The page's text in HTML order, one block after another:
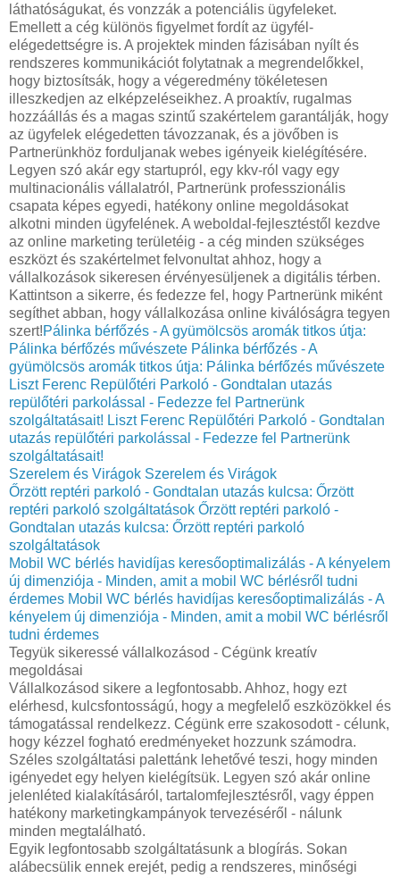
láthatóságukat, és vonzzák a potenciális ügyfeleket.
Emellett a cég különös figyelmet fordít az ügyfél-
elégedettségre is. A projektek minden fázisában nyílt és
rendszeres kommunikációt folytatnak a megrendelőkkel,
hogy biztosítsák, hogy a végeredmény tökéletesen
illeszkedjen az elképzeléseikhez. A proaktív, rugalmas
hozzáállás és a magas szintű szakértelem garantálják, hogy
az ügyfelek elégedetten távozzanak, és a jövőben is
Partnerünkhöz forduljanak webes igényeik kielégítésére.
Legyen szó akár egy startupról, egy kkv-ról vagy egy
multinacionális vállalatról, Partnerünk professzionális
csapata képes egyedi, hatékony online megoldásokat
alkotni minden ügyfelének. A weboldal-fejlesztéstől kezdve
az online marketing területéig - a cég minden szükséges
eszközt és szakértelmet felvonultat ahhoz, hogy a
vállalkozások sikeresen érvényesüljenek a digitális térben.
Kattintson a sikerre, és fedezze fel, hogy Partnerünk miként
segíthet abban, hogy vállalkozása online kiválóságra tegyen
szert!Pálinka bérfőzés - A gyümölcsös aromák titkos útja:
Pálinka bérfőzés művészete Pálinka bérfőzés - A
gyümölcsös aromák titkos útja: Pálinka bérfőzés művészete
Liszt Ferenc Repülőtéri Parkoló - Gondtalan utazás
repülőtéri parkolással - Fedezze fel Partnerünk
szolgáltatásait! Liszt Ferenc Repülőtéri Parkoló - Gondtalan
utazás repülőtéri parkolással - Fedezze fel Partnerünk
szolgáltatásait!
Szerelem és Virágok Szerelem és Virágok
Őrzött reptéri parkoló - Gondtalan utazás kulcsa: Őrzött
reptéri parkoló szolgáltatások Őrzött reptéri parkoló -
Gondtalan utazás kulcsa: Őrzött reptéri parkoló
szolgáltatások
Mobil WC bérlés havidíjas keresőoptimalizálás - A kényelem
új dimenziója - Minden, amit a mobil WC bérlésről tudni
érdemes Mobil WC bérlés havidíjas keresőoptimalizálás - A
kényelem új dimenziója - Minden, amit a mobil WC bérlésről
tudni érdemes
Tegyük sikeressé vállalkozásod - Cégünk kreatív
megoldásai
Vállalkozásod sikere a legfontosabb. Ahhoz, hogy ezt
elérhesd, kulcsfontosságú, hogy a megfelelő eszközökkel és
támogatással rendelkezz. Cégünk erre szakosodott - célunk,
hogy kézzel fogható eredményeket hozzunk számodra.
Széles szolgáltatási palettánk lehetővé teszi, hogy minden
igényedet egy helyen kielégítsük. Legyen szó akár online
jelenléted kialakításáról, tartalomfejlesztésről, vagy éppen
hatékony marketingkampányok tervezéséről - nálunk
minden megtalálható.
Egyik legfontosabb szolgáltatásunk a blogírás. Sokan
alábecsülik ennek erejét, pedig a rendszeres, minőségi